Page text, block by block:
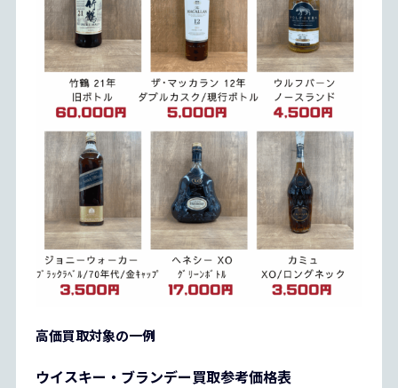
高価買取対象の一例
ウイスキー・ブランデー買取参考価格表